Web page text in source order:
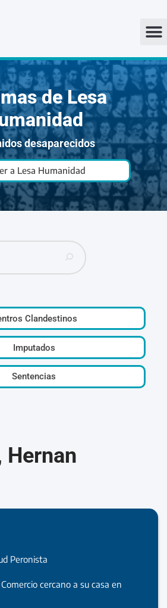
de Lesa
desaparecidos
a Lesa Humanidad
Clandestinos
Imputados
Sentencias
Hernan
Peronista
Comercio cercano a su casa en